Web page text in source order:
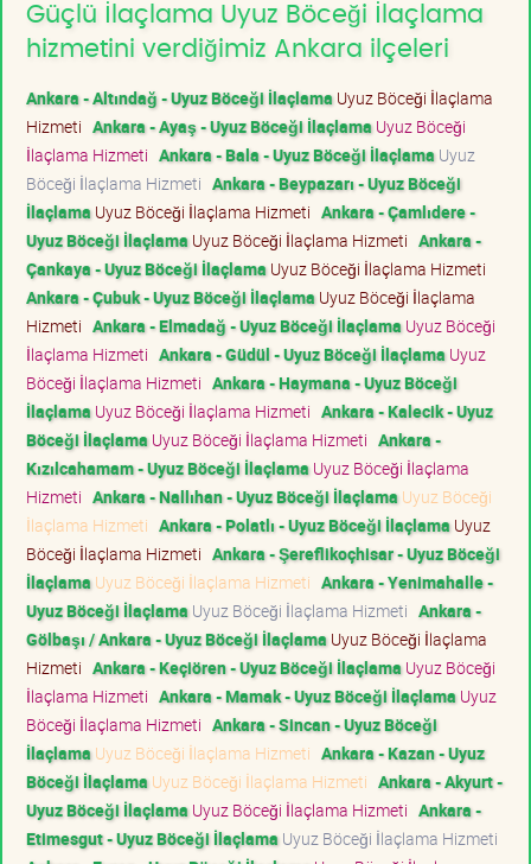
Güçlü İlaçlama Uyuz Böceği İlaçlama
hizmetini verdiğimiz Ankara ilçeleri
Ankara - Altındağ - Uyuz Böceği İlaçlama Uyuz Böceği İlaçlama
Hizmeti Ankara - Ayaş - Uyuz Böceği İlaçlama Uyuz Böceği
İlaçlama Hizmeti Ankara - Bala - Uyuz Böceği İlaçlama Uyuz
Böceği İlaçlama Hizmeti Ankara - Beypazarı - Uyuz Böceği
İlaçlama Uyuz Böceği İlaçlama Hizmeti Ankara - Çamlıdere -
Uyuz Böceği İlaçlama Uyuz Böceği İlaçlama Hizmeti Ankara -
Çankaya - Uyuz Böceği İlaçlama Uyuz Böceği İlaçlama Hizmeti
Ankara - Çubuk - Uyuz Böceği İlaçlama Uyuz Böceği İlaçlama
Hizmeti Ankara - Elmadağ - Uyuz Böceği İlaçlama Uyuz Böceği
İlaçlama Hizmeti Ankara - Güdül - Uyuz Böceği İlaçlama Uyuz
Böceği İlaçlama Hizmeti Ankara - Haymana - Uyuz Böceği
İlaçlama Uyuz Böceği İlaçlama Hizmeti Ankara - Kalecik - Uyuz
Böceği İlaçlama Uyuz Böceği İlaçlama Hizmeti Ankara -
Kızılcahamam - Uyuz Böceği İlaçlama Uyuz Böceği İlaçlama
Hizmeti Ankara - Nallıhan - Uyuz Böceği İlaçlama Uyuz Böceği
İlaçlama Hizmeti Ankara - Polatlı - Uyuz Böceği İlaçlama Uyuz
Böceği İlaçlama Hizmeti Ankara - Şereflikoçhisar - Uyuz Böceği
İlaçlama Uyuz Böceği İlaçlama Hizmeti Ankara - Yenimahalle -
Uyuz Böceği İlaçlama Uyuz Böceği İlaçlama Hizmeti Ankara -
Gölbaşı / Ankara - Uyuz Böceği İlaçlama Uyuz Böceği İlaçlama
Hizmeti Ankara - Keçiören - Uyuz Böceği İlaçlama Uyuz Böceği
İlaçlama Hizmeti Ankara - Mamak - Uyuz Böceği İlaçlama Uyuz
Böceği İlaçlama Hizmeti Ankara - Sincan - Uyuz Böceği
İlaçlama Uyuz Böceği İlaçlama Hizmeti Ankara - Kazan - Uyuz
Böceği İlaçlama Uyuz Böceği İlaçlama Hizmeti Ankara - Akyurt -
Uyuz Böceği İlaçlama Uyuz Böceği İlaçlama Hizmeti Ankara -
Etimesgut - Uyuz Böceği İlaçlama Uyuz Böceği İlaçlama Hizmeti